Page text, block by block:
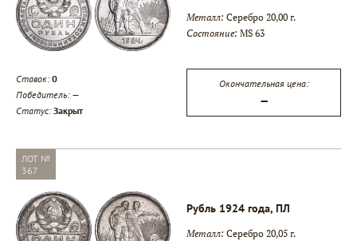
Металл: Серебро 20,00 г.
Состояние: MS 63
Ставок:0
Победитель: —
Статус:Закрыт
Окончательная цена:
—
ЛОТ №
367
Рубль 1924 года, ПЛ
Металл: Серебро 20,05 г.